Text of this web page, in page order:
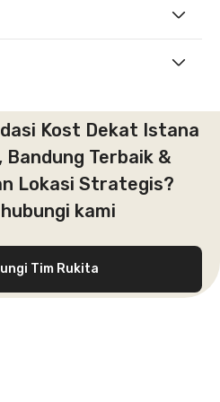
Kost Dekat Istana
Bandung Terbaik &
Lokasi Strategis?
kami
Tim Rukita